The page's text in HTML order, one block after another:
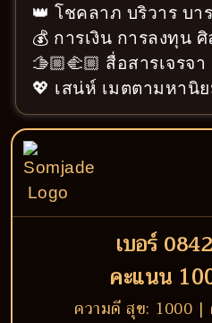
👑 โชคลาภ บริวาร บา
💰 การเงิน การลงทุน
🫱🏼‍🫲🏼 สื่อสารเจร
💖 เสน่ห์ เมตตามหานิ
เบอร์
คะแนน
ความดี สุข: 1000 |